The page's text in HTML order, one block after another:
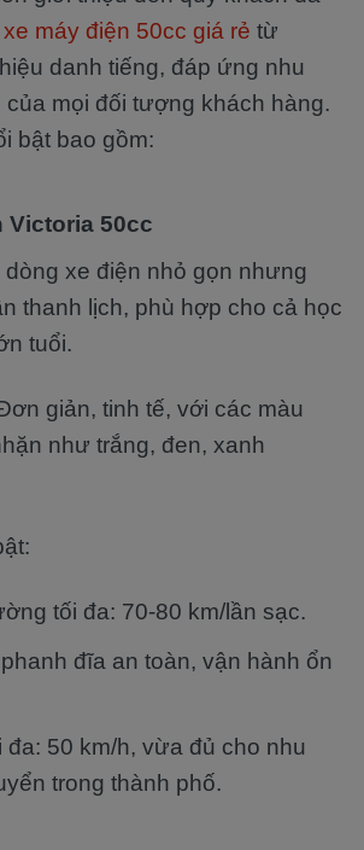
xe máy điện 50cc giá rẻ từ
danh tiếng, đáp ứng nhu
mọi đối tượng khách hàng.
bật bao gồm:
Victoria 50cc
dòng xe điện nhỏ gọn nhưng
thanh lịch, phù hợp cho cả học
tuổi.
giản, tinh tế, với các màu
như trắng, đen, xanh
tối đa: 70-80 km/lần sạc.
đĩa an toàn, vận hành ổn
đa: 50 km/h, vừa đủ cho nhu
trong thành phố.